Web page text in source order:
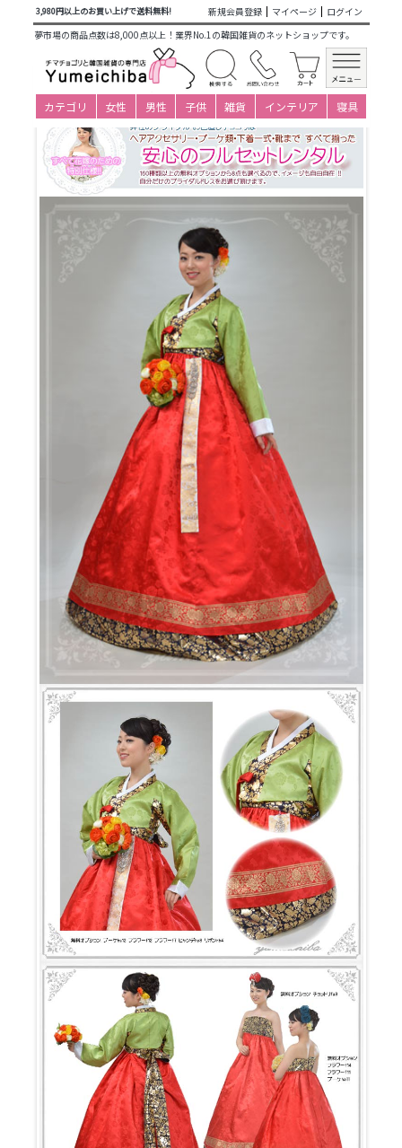
3,980円以上のお買い上げで送料無料! 新規会員登録 マイページ
ログイン
夢市場の商品点数は8,000点以上！業界No.1の韓国雑貨のネットショップです。
カテゴリ 女性 男性 子供 雑貨 インテリア 寝具
商品カテゴリ一覧>仕立て済み衣装(大人用レンタル)> 婚礼用
レンタルチョゴリ>お色直しレンタル女性チマチョゴリ> i-
bs81c112-お色直し用チマチョゴリ-サイズ-身長160～170cmバ
スト86～96cm(※変更可能)